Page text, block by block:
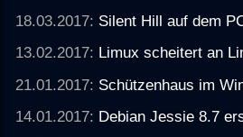
18.03.2017: Silent Hill auf dem
13.02.2017: Limux scheitert an
21.01.2017: Schützenhaus im
14.01.2017: Debian Jessie 8.7